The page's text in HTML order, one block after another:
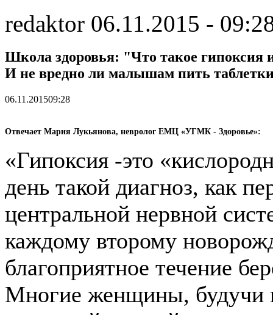
redaktor 06.11.2015 -
Школа здоровья: "Что такое гипоксия
И не вредно ли малышам пить
06.11.201509:28
Отвечает Мария Лукьянова, невролог ЕМЦ «УГМК - Здоровье»:
«Гипоксия -это
день такой диагноз, как
центральной нервной
каждому второму
благоприятное течение
Многие женщины, будучи